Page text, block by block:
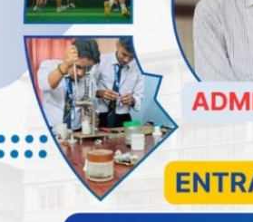
पूर्व न्यायधिवक्ता रूपेश